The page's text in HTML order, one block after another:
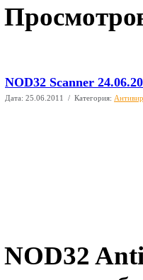
NOD32 Scanner
Дата: 25.06.2011 / Категория:
NOD32